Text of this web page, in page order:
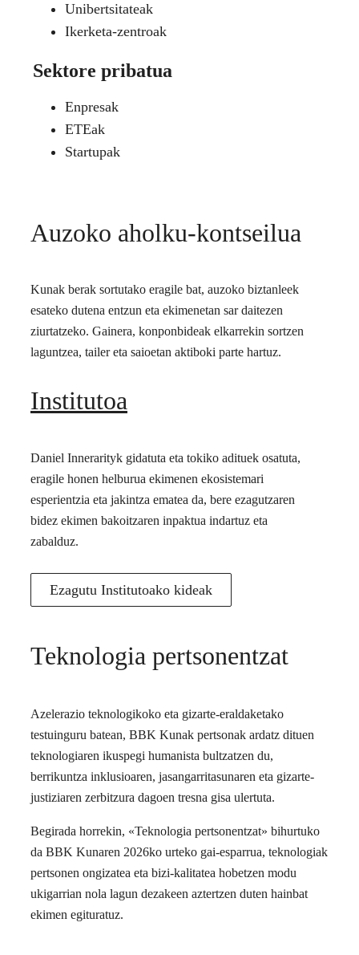
Unibertsitateak
Ikerketa-zentroak
Sektore pribatua
Enpresak
ETEak
Startupak
Auzoko aholku-kontseilua
Kunak berak sortutako eragile bat, auzoko biztanleek
esateko dutena entzun eta ekimenetan sar daitezen
ziurtatzeko. Gainera, konponbideak elkarrekin sortzen
laguntzea, tailer eta saioetan aktiboki parte hartuz.
Institutoa
Daniel Innerarityk gidatuta eta tokiko adituek osatuta,
eragile honen helburua ekimenen ekosistemari
esperientzia eta jakintza ematea da, bere ezagutzaren
bidez ekimen bakoitzaren inpaktua indartuz eta
zabalduz.
Ezagutu Institutoako kideak
Teknologia pertsonentzat
Azelerazio teknologikoko eta gizarte-eraldaketako
testuinguru batean, BBK Kunak pertsonak ardatz dituen
teknologiaren ikuspegi humanista bultzatzen du,
berrikuntza inklusioaren, jasangarritasunaren eta gizarte-
justiziaren zerbitzura dagoen tresna gisa ulertuta.
Begirada horrekin, «Teknologia pertsonentzat» bihurtuko
da BBK Kunaren 2026ko urteko gai-esparrua, teknologiak
pertsonen ongizatea eta bizi-kalitatea hobetzen modu
ukigarrian nola lagun dezakeen aztertzen duten hainbat
ekimen egituratuz.